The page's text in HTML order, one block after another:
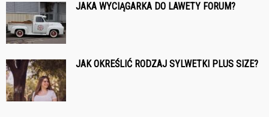
JAKA WYCIĄGARKA DO LAWETY FORUM?
JAK OKREŚLIĆ RODZAJ SYLWETKI PLUS SIZE?